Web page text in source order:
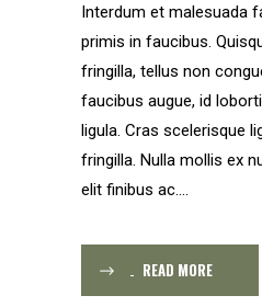
Interdum et malesuada
primis in faucibus.
fringilla, tellus non
faucibus augue, id
ligula. Cras scelerisque
fringilla. Nulla mollis ex
elit finibus ac....
READ MORE